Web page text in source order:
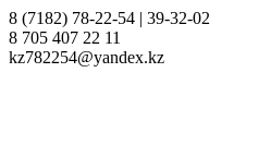
8 (7182) 78-22-54 | 39-32-02
8 705 407 22 11
kz782254@yandex.kz